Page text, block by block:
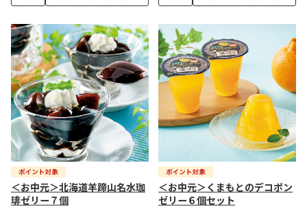
＜お中元＞北海道羊蹄山名水珈
琲ゼリー７個
＜お中元＞くまもとのデコポン
ゼリー６個セット